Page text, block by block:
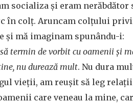
socializa și eram nerăbdător
în colț. Aruncam colțului
și mă imaginam spunându-i:
termin de vorbit cu oamenii și
nu durează mult. Nu dura
vieții, am reușit să leg relații
care veneau la mine,